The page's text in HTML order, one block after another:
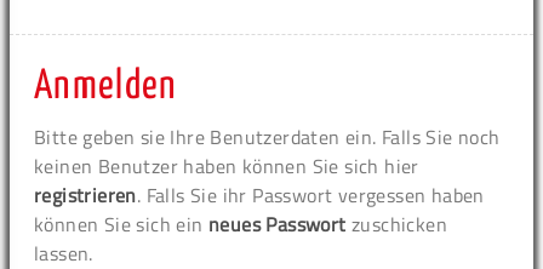
Anmelden
Bitte geben sie Ihre Benutzerdaten ein. Falls Sie noch
keinen Benutzer haben können Sie sich hier
registrieren. Falls Sie ihr Passwort vergessen haben
können Sie sich ein neues Passwort zuschicken
lassen.